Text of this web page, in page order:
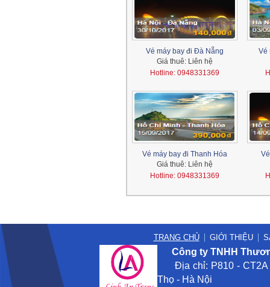
Vé máy bay đi Đà Nẵng
Giá thuê: Liên hệ
Hotline: 0948331369
Vé
Vé máy bay đi Thanh Hóa
Giá thuê: Liên hệ
Hotline: 0948331369
TRANG CHỦ GIỚI THIỆU
Công ty TNHH
Địa chỉ: P810 - CT2A
Thọ - Hà Nội